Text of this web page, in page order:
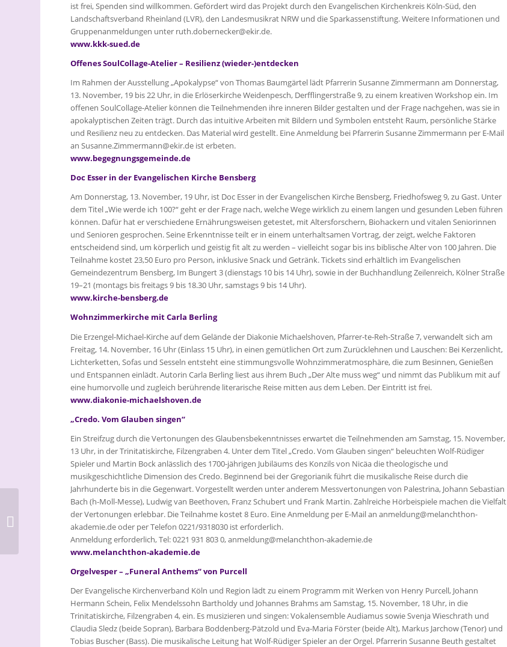
ist frei, Spenden sind willkommen. Gefördert wird das Projekt durch den Evangelischen Kirchenkreis Köln-Süd, den
Landschaftsverband Rheinland (LVR), den Landesmusikrat NRW und die Sparkassenstiftung. Weitere Informationen und
Gruppenanmeldungen unter ruth.dobernecker@ekir.de.
www.kkk-sued.de
Offenes SoulCollage-Atelier – Resilienz (wieder-)entdecken
Im Rahmen der Ausstellung „Apokalypse“ von Thomas Baumgärtel lädt Pfarrerin Susanne Zimmermann am Donnerstag,
13. November, 19 bis 22 Uhr, in die Erlöserkirche Weidenpesch, Derfflingerstraße 9, zu einem kreativen Workshop ein. Im
offenen SoulCollage-Atelier können die Teilnehmenden ihre inneren Bilder gestalten und der Frage nachgehen, was sie in
apokalyptischen Zeiten trägt. Durch das intuitive Arbeiten mit Bildern und Symbolen entsteht Raum, persönliche Stärke
und Resilienz neu zu entdecken. Das Material wird gestellt. Eine Anmeldung bei Pfarrerin Susanne Zimmermann per E-Mail
an Susanne.Zimmermann@ekir.de ist erbeten.
www.begegnungsgemeinde.de
Doc Esser in der Evangelischen Kirche Bensberg
Am Donnerstag, 13. November, 19 Uhr, ist Doc Esser in der Evangelischen Kirche Bensberg, Friedhofsweg 9, zu Gast. Unter
dem Titel „Wie werde ich 100?“ geht er der Frage nach, welche Wege wirklich zu einem langen und gesunden Leben führen
können. Dafür hat er verschiedene Ernährungsweisen getestet, mit Altersforschern, Biohackern und vitalen Seniorinnen
und Senioren gesprochen. Seine Erkenntnisse teilt er in einem unterhaltsamen Vortrag, der zeigt, welche Faktoren
entscheidend sind, um körperlich und geistig fit alt zu werden – vielleicht sogar bis ins biblische Alter von 100 Jahren. Die
Teilnahme kostet 23,50 Euro pro Person, inklusive Snack und Getränk. Tickets sind erhältlich im Evangelischen
Gemeindezentrum Bensberg, Im Bungert 3 (dienstags 10 bis 14 Uhr), sowie in der Buchhandlung Zeilenreich, Kölner Straße
19–21 (montags bis freitags 9 bis 18.30 Uhr, samstags 9 bis 14 Uhr).
www.kirche-bensberg.de
Wohnzimmerkirche mit Carla Berling
Die Erzengel-Michael-Kirche auf dem Gelände der Diakonie Michaelshoven, Pfarrer-te-Reh-Straße 7, verwandelt sich am
Freitag, 14. November, 16 Uhr (Einlass 15 Uhr), in einen gemütlichen Ort zum Zurücklehnen und Lauschen: Bei Kerzenlicht,
Lichterketten, Sofas und Sesseln entsteht eine stimmungsvolle Wohnzimmeratmosphäre, die zum Besinnen, Genießen
und Entspannen einlädt. Autorin Carla Berling liest aus ihrem Buch „Der Alte muss weg“ und nimmt das Publikum mit auf
eine humorvolle und zugleich berührende literarische Reise mitten aus dem Leben. Der Eintritt ist frei.
www.diakonie-michaelshoven.de
„Credo. Vom Glauben singen“
Ein Streifzug durch die Vertonungen des Glaubensbekenntnisses erwartet die Teilnehmenden am Samstag, 15. November,
13 Uhr, in der Trinitatiskirche, Filzengraben 4. Unter dem Titel „Credo. Vom Glauben singen“ beleuchten Wolf-Rüdiger
Spieler und Martin Bock anlässlich des 1700-jährigen Jubiläums des Konzils von Nicäa die theologische und
musikgeschichtliche Dimension des Credo. Beginnend bei der Gregorianik führt die musikalische Reise durch die
Jahrhunderte bis in die Gegenwart. Vorgestellt werden unter anderem Messvertonungen von Palestrina, Johann Sebastian
Bach (h-Moll-Messe), Ludwig van Beethoven, Franz Schubert und Frank Martin. Zahlreiche Hörbeispiele machen die Vielfalt
der Vertonungen erlebbar. Die Teilnahme kostet 8 Euro. Eine Anmeldung per E-Mail an anmeldung@melanchthon-
akademie.de oder per Telefon 0221/9318030 ist erforderlich.
Anmeldung erforderlich, Tel: 0221 931 803 0, anmeldung@melanchthon-akademie.de
www.melanchthon-akademie.de
Orgelvesper – „Funeral Anthems“ von Purcell
Der Evangelische Kirchenverband Köln und Region lädt zu einem Programm mit Werken von Henry Purcell, Johann
Hermann Schein, Felix Mendelssohn Bartholdy und Johannes Brahms am Samstag, 15. November, 18 Uhr, in die
Trinitatiskirche, Filzengraben 4, ein. Es musizieren und singen: Vokalensemble Audiamus sowie Svenja Wieschrath und
Claudia Sledz (beide Sopran), Barbara Boddenberg-Pätzold und Eva-Maria Förster (beide Alt), Markus Jarchow (Tenor) und
Tobias Buscher (Bass). Die musikalische Leitung hat Wolf-Rüdiger Spieler an der Orgel. Pfarrerin Susanne Beuth gestaltet
Alaaf und Amen! Heute
mit Gottes Segen